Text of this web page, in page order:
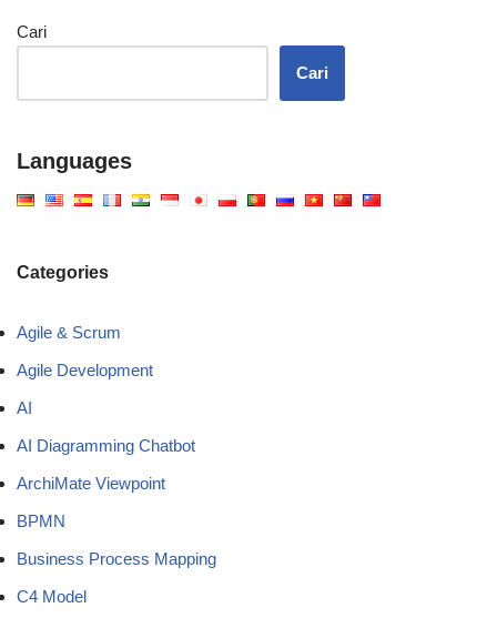
Cari
Cari
Languages
Categories
Agile & Scrum
Agile Development
AI
AI Diagramming Chatbot
ArchiMate Viewpoint
BPMN
Business Process Mapping
C4 Model